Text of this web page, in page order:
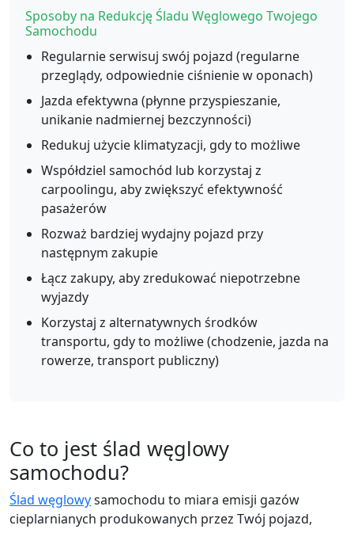
Sposoby na Redukcję Śladu Węglowego Twojego
Samochodu
Regularnie serwisuj swój pojazd (regularne
przeglądy, odpowiednie ciśnienie w oponach)
Jazda efektywna (płynne przyspieszanie,
unikanie nadmiernej bezczynności)
Redukuj użycie klimatyzacji, gdy to możliwe
Współdziel samochód lub korzystaj z
carpoolingu, aby zwiększyć efektywność
pasażerów
Rozważ bardziej wydajny pojazd przy
następnym zakupie
Łącz zakupy, aby zredukować niepotrzebne
wyjazdy
Korzystaj z alternatywnych środków
transportu, gdy to możliwe (chodzenie, jazda na
rowerze, transport publiczny)
Co to jest ślad węglowy
samochodu?
Ślad węglowysamochodu to miara emisji gazów
cieplarnianych produkowanych przez Twój pojazd,